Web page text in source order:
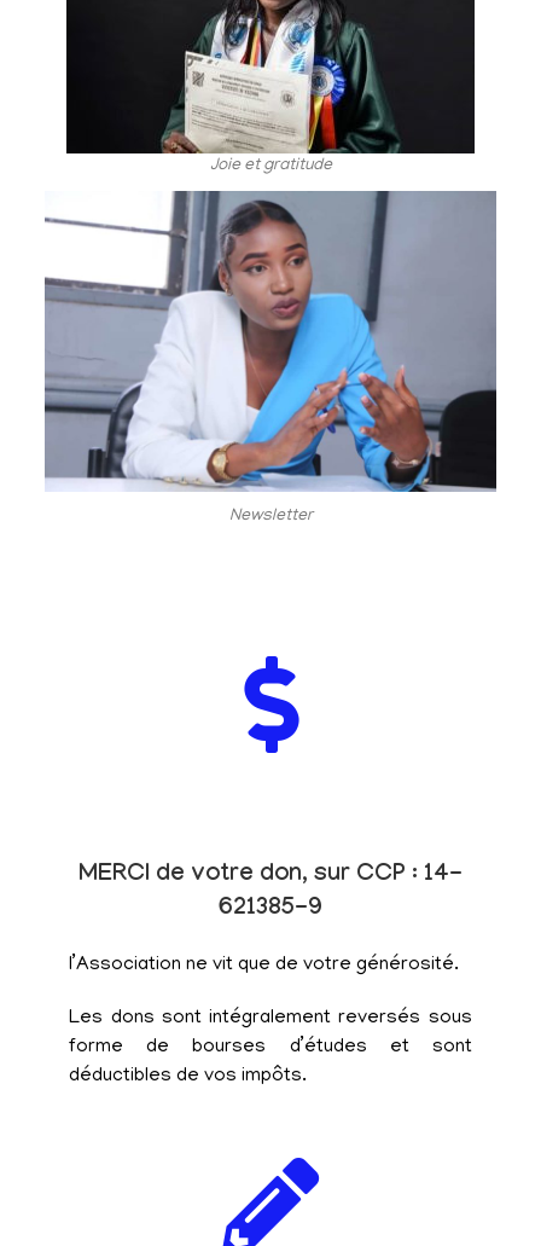
Joie et gratitude
Newsletter
MERCI de votre don, sur CCP : 14-
621385-9
l’Association ne vit que de votre générosité.
Les dons sont intégralement reversés sous
forme de bourses d’études et sont
déductibles de vos impôts.